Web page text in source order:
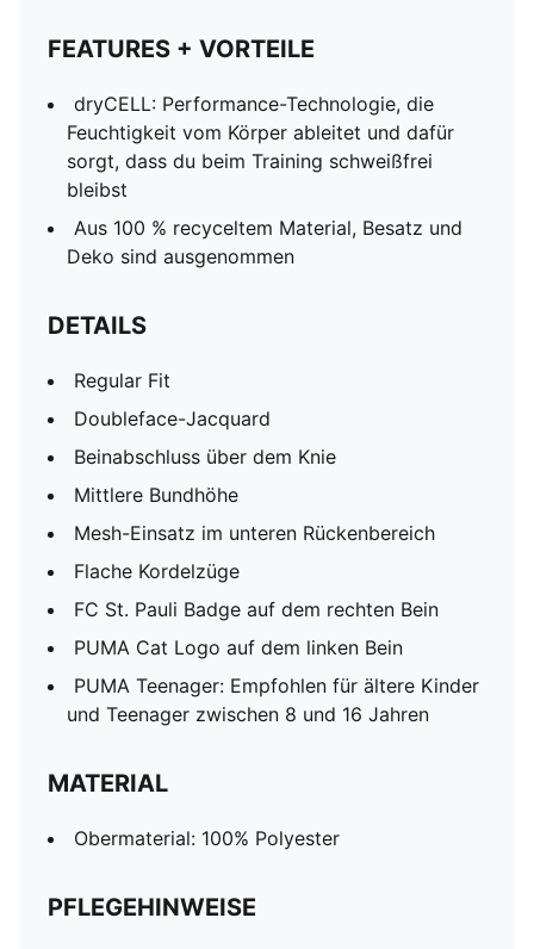
FEATURES + VORTEILE
dryCELL: Performance-Technologie, die
Feuchtigkeit vom Körper ableitet und dafür
sorgt, dass du beim Training schweißfrei
bleibst
Aus 100 % recyceltem Material, Besatz und
Deko sind ausgenommen
DETAILS
Regular Fit
Doubleface-Jacquard
Beinabschluss über dem Knie
Mittlere Bundhöhe
Mesh-Einsatz im unteren Rückenbereich
Flache Kordelzüge
FC St. Pauli Badge auf dem rechten Bein
PUMA Cat Logo auf dem linken Bein
PUMA Teenager: Empfohlen für ältere Kinder
und Teenager zwischen 8 und 16 Jahren
MATERIAL
Obermaterial: 100% Polyester
PFLEGEHINWEISE